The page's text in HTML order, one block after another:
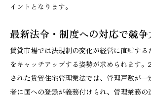
イントとなります。
最新法令・制度への対応で競争
賃貸市場では法規制の変化が経営に直結する
をキャッチアップする姿勢が求められます
された賃貸住宅管理業法では、管理戸数が
者に国への登録が義務付けられ、管理業務の